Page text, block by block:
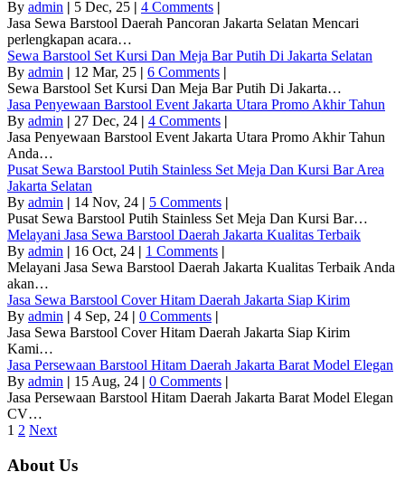
By admin | 5 Dec, 25 | 4 Comments |
Jasa Sewa Barstool Daerah Pancoran Jakarta Selatan Mencari
perlengkapan acara…
Sewa Barstool Set Kursi Dan Meja Bar Putih Di Jakarta Selatan
By admin | 12 Mar, 25 | 6 Comments |
Sewa Barstool Set Kursi Dan Meja Bar Putih Di Jakarta…
Jasa Penyewaan Barstool Event Jakarta Utara Promo Akhir Tahun
By admin | 27 Dec, 24 | 4 Comments |
Jasa Penyewaan Barstool Event Jakarta Utara Promo Akhir Tahun
Anda…
Pusat Sewa Barstool Putih Stainless Set Meja Dan Kursi Bar Area
Jakarta Selatan
By admin | 14 Nov, 24 | 5 Comments |
Pusat Sewa Barstool Putih Stainless Set Meja Dan Kursi Bar…
Melayani Jasa Sewa Barstool Daerah Jakarta Kualitas Terbaik
By admin | 16 Oct, 24 | 1 Comments |
Melayani Jasa Sewa Barstool Daerah Jakarta Kualitas Terbaik Anda
akan…
Jasa Sewa Barstool Cover Hitam Daerah Jakarta Siap Kirim
By admin | 4 Sep, 24 | 0 Comments |
Jasa Sewa Barstool Cover Hitam Daerah Jakarta Siap Kirim
Kami…
Jasa Persewaan Barstool Hitam Daerah Jakarta Barat Model Elegan
By admin | 15 Aug, 24 | 0 Comments |
Jasa Persewaan Barstool Hitam Daerah Jakarta Barat Model Elegan
CV…
1 2 Next
About Us